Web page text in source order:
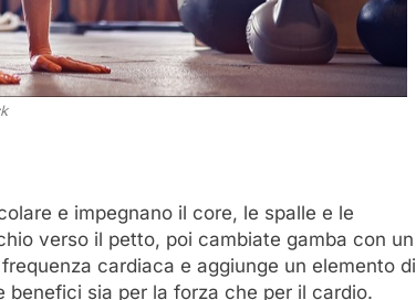
e impegnano il core, le spalle e le
verso il petto, poi cambiate gamba con un
cardiaca e aggiunge un elemento di
benefici sia per la forza che per il cardio.